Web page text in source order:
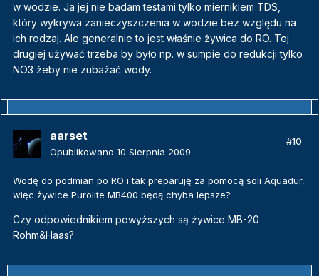
w wodzie. Ja jej nie badam testami tylko miernikiem TDS,
który wykrywa zanieczyszczenia w wodzie bez względu na
ich rodzaj. Ale generalnie to jest właśnie żywica do RO. Tej
drugiej używać trzeba by było np. w sumpie do redukcji tylko
NO3 żeby nie zubażać wody.
aarset
Opublikowano 10 Sierpnia 2009
#10
Wodę do podmian po RO i tak preparuję za pomocą soli Aquadur,
więc żywice Purolite MB400 będą chyba lepsze?
Czy odpowiednikiem powyższych są żywice MB-20
Rohm&Haas?